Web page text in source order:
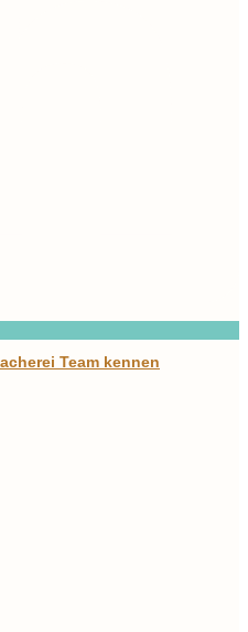
Team kennen